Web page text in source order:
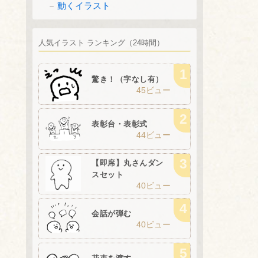
動くイラスト
人気イラスト ランキング（24時間）
驚き！（字なし有）
45ビュー
表彰台・表彰式
44ビュー
【即席】丸さんダン
スセット
40ビュー
会話が弾む
40ビュー